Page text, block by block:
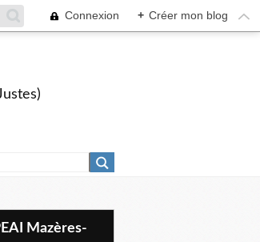
Connexion + Créer mon blog